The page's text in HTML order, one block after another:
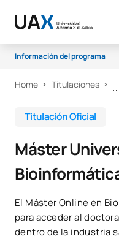
Información del programa
Programa
Becas y ayudas
Salidas profesionales
Calidad
Home Titulaciones
Titulación Oficial
Máster
El Máster Online en
para acceder al
dentro de la industria